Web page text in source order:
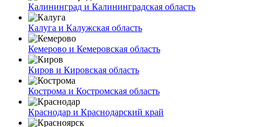
Калининград и Калининградская область
Калуга и Калужская область
Кемерово и Кемеровская область
Киров и Кировская область
Кострома и Костромская область
Краснодар и Краснодарский край